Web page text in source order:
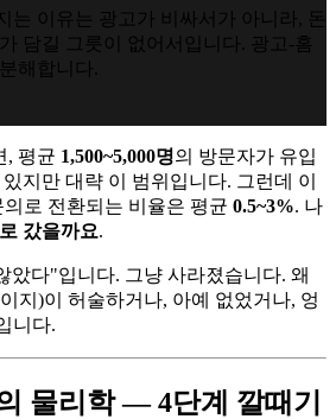
는 이유는 광고가 비싸서가 아니라, 돈
담길 그릇이 없어서입니다. 광고-홈
해합니다.
, 평균 1,500~5,000명의 방문자가 유입
지만 대략 이 범위입니다. 그런데 이
로 전환되는 비율은 평균 0.5~3%. 나
갔을까요.
았다"입니다. 그냥 사라졌습니다. 왜
지)이 허술하거나, 아예 없었거나, 엉
니다.
물리학 — 4단계 깔때기